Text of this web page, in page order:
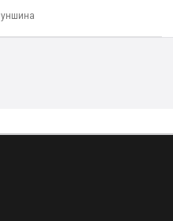
уншина